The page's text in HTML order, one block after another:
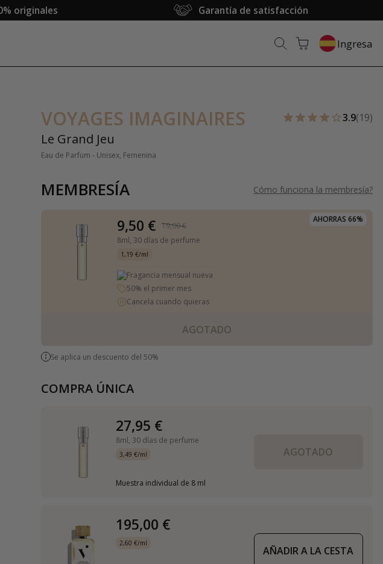
originales Garantía de satisfacción
Ingresa
VOYAGES IMAGINAIRES
Le Grand Jeu
Eau de Parfum - Unisex, Femenina
3.9(19)
MEMBRESÍA Cómo funciona la membresía?
AHORRAS 66%
9,50 €
19,00 €
8ml, 30 días de perfume
1,19 €/ml
Fragancia mensual nueva
50% el primer mes
Cancela cuando quieras
AGOTADO
Se aplica un descuento del 50%
COMPRA ÚNICA
27,95 €
8ml, 30 días de perfume
3,49 €/ml
Muestra individual de 8 ml
AGOTADO
195,00 €
2,60 €/ml
AÑADIR A LA CESTA